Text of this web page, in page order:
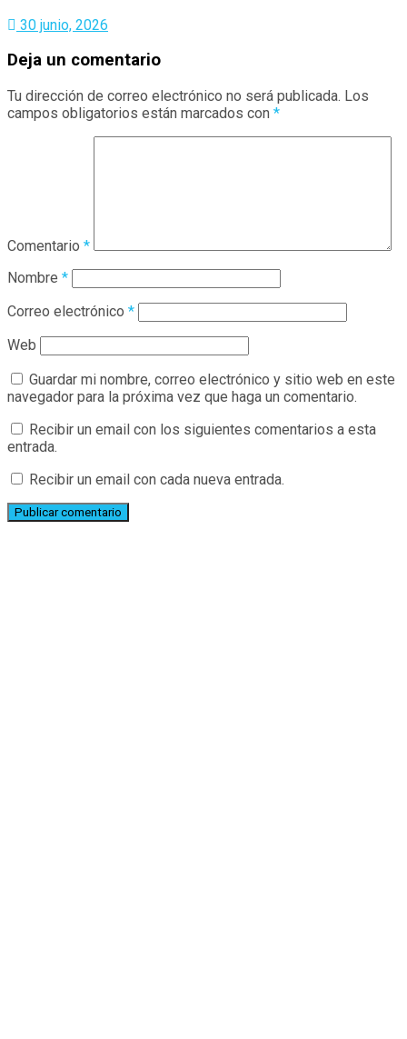
30 junio, 2026
Deja un comentario
Tu dirección de correo electrónico no será publicada. Los
campos obligatorios están marcados con *
Comentario *
Nombre *
Correo electrónico *
Web
Guardar mi nombre, correo electrónico y sitio web en este
navegador para la próxima vez que haga un comentario.
Recibir un email con los siguientes comentarios a esta
entrada.
Recibir un email con cada nueva entrada.